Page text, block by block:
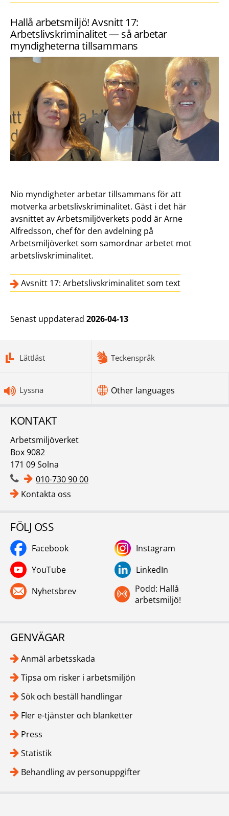
Hallå arbetsmiljö! Avsnitt 17:
Arbetslivskriminalitet — så arbetar
myndigheterna tillsammans
Nio myndigheter arbetar tillsammans för att
motverka arbetslivskriminalitet. Gäst i det här
avsnittet av Arbetsmiljöverkets podd är Arne
Alfredsson, chef för den avdelning på
Arbetsmiljöverket som samordnar arbetet mot
arbetslivskriminalitet.
Avsnitt 17: Arbetslivskriminalitet som text
Senast uppdaterad 2026-04-13
Lättläst Teckenspråk
Lyssna Other languages
KONTAKT
Arbetsmiljöverket
Box 9082
171 09 Solna
010-730 90 00
Kontakta oss
FÖLJ OSS
Facebook
Instagram
YouTube
LinkedIn
Nyhetsbrev
Podd: Hallå
arbetsmiljö!
GENVÄGAR
Anmäl arbetsskada
Tipsa om risker i arbetsmiljön
Sök och beställ handlingar
Fler e-tjänster och blanketter
Press
Statistik
Behandling av personuppgifter